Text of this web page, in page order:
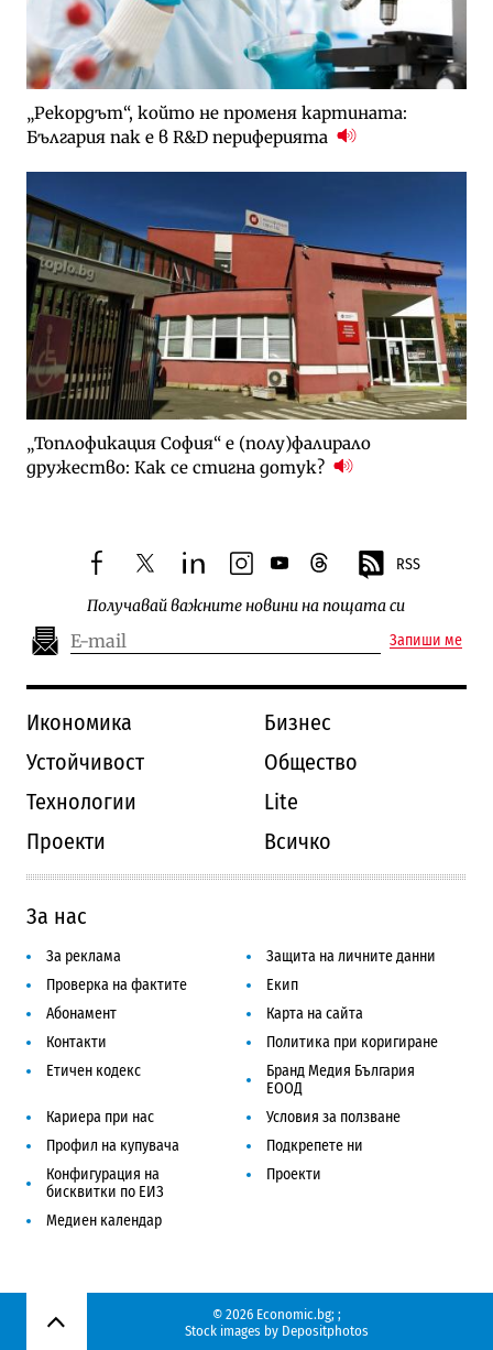
„Рекордът“, който не променя картината:
България пак е в R&D периферията
„Топлофикация София“ e (полу)фалирало
дружество: Как се стигна дотук?
facebooktwitterlinkedininstagram
youtubethreads RSS
Получавай важните новини на пощата си
Запиши ме
Икономика
Бизнес
Устойчивост
Общество
Технологии
Lite
Проекти
Всичко
За нас
За реклама
Защита на личните данни
Проверка на фактите
Екип
Абонамент
Карта на сайта
Контакти
Политика при коригиране
Етичен кодекс
Бранд Медия България
ЕООД
Кариера при нас
Условия за ползване
Профил на купувача
Подкрепете ни
Конфигурация на
бисквитки по ЕИЗ
Проекти
Медиен календар
Нагоре
© 2026 Economic.bg; ;
Stock images by Depositphotos